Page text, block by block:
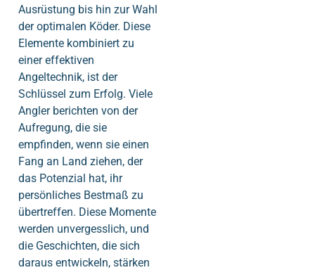
Ausrüstung bis hin zur Wahl
der optimalen Köder. Diese
Elemente kombiniert zu
einer effektiven
Angeltechnik, ist der
Schlüssel zum Erfolg. Viele
Angler berichten von der
Aufregung, die sie
empfinden, wenn sie einen
Fang an Land ziehen, der
das Potenzial hat, ihr
persönliches Bestmaß zu
übertreffen. Diese Momente
werden unvergesslich, und
die Geschichten, die sich
daraus entwickeln, stärken